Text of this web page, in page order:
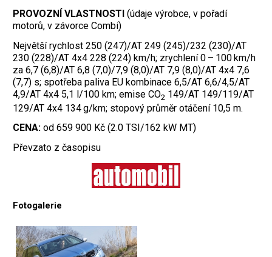
PROVOZNÍ VLASTNOSTI (údaje výrobce, v pořadí
motorů, v závorce Combi)
Největší rychlost 250 (247)/AT 249 (245)/232 (230)/AT
230 (228)/AT 4x4 228 (224) km/h; zrychlení 0 – 100 km/h
za 6,7 (6,8)/AT 6,8 (7,0)/7,9 (8,0)/AT 7,9 (8,0)/AT 4x4 7,6
(7,7) s; spotřeba paliva EU kombinace 6,5/AT 6,6/4,5/AT
4,9/AT 4x4 5,1 l/100 km; emise CO2 149/AT 149/119/AT
129/AT 4x4 134 g/km; stopový průměr otáčení 10,5 m.
CENA: od 659 900 Kč (2.0 TSI/162 kW MT)
Převzato z časopisu
Fotogalerie